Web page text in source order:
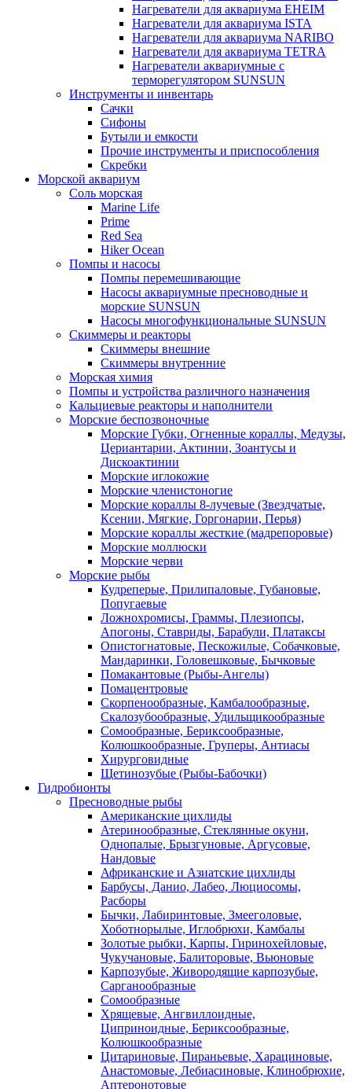
Нагреватели для аквариума EHEIM
Нагреватели для аквариума ISTA
Нагреватели для аквариума NARIBO
Нагреватели для аквариума TETRA
Нагреватели аквариумные с
терморегулятором SUNSUN
Инструменты и инвентарь
Сачки
Сифоны
Бутыли и емкости
Прочие инструменты и приспособления
Скребки
Морской аквариум
Соль морская
Marine Life
Prime
Red Sea
Hiker Ocean
Помпы и насосы
Помпы перемешивающие
Насосы аквариумные пресноводные и
морские SUNSUN
Насосы многофункциональные SUNSUN
Скиммеры и реакторы
Скиммеры внешние
Скиммеры внутренние
Морская химия
Помпы и устройства различного назначения
Кальциевые реакторы и наполнители
Морские беспозвоночные
Морские Губки, Огненные кораллы, Медузы,
Цериантарии, Актинии, Зоантусы и
Дискоактинии
Морские иглокожие
Морские членистоногие
Морские кораллы 8-лучевые (Звездчатые,
Ксении, Мягкие, Горгонарии, Перья)
Морские кораллы жесткие (мадрепоровые)
Морские моллюски
Морские черви
Морские рыбы
Кудреперые, Прилипаловые, Губановые,
Попугаевые
Ложнохромисы, Граммы, Плезиопсы,
Апогоны, Ставриды, Барабули, Платаксы
Опистогнатовые, Пескожилые, Собачковые,
Мандаринки, Головешковые, Бычковые
Помакантовые (Рыбы-Ангелы)
Помацентровые
Скорпенообразные, Камбалообразные,
Скалозубообразные, Удильщикообразные
Сомообразные, Бериксообразные,
Колюшкообразные, Груперы, Антиасы
Хирурговидные
Щетинозубые (Рыбы-Бабочки)
Гидробионты
Пресноводные рыбы
Американские цихлиды
Атеринообразные, Стеклянные окуни,
Однопалые, Брызгуновые, Аргусовые,
Нандовые
Африканские и Азиатские цихлиды
Барбусы, Данио, Лабео, Люциосомы,
Расборы
Бычки, Лабиринтовые, Змееголовые,
Хоботнорылые, Иглобрюхи, Камбалы
Золотые рыбки, Карпы, Гиринохейловые,
Чукучановые, Балиторовые, Вьюновые
Карпозубые, Живородящие карпозубые,
Сарганообразные
Сомообразные
Хрящевые, Ангвиллоидные,
Циприноидные, Бериксообразные,
Колюшкообразные
Цитариновые, Пираньевые, Харациновые,
Анастомовые, Лебиасиновые, Клинобрюхие,
Аптеронотовые